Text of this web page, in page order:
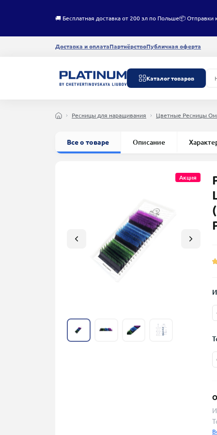
🚚 Бесплатная доставка от 200 зл по Польше📦 Отправки
Доставка и оплатаПартнёрствоПубличная оферта
Каталог товаров
Ресницы для наращивания Цветные Ресницы
Все о товаре Описание
Акция